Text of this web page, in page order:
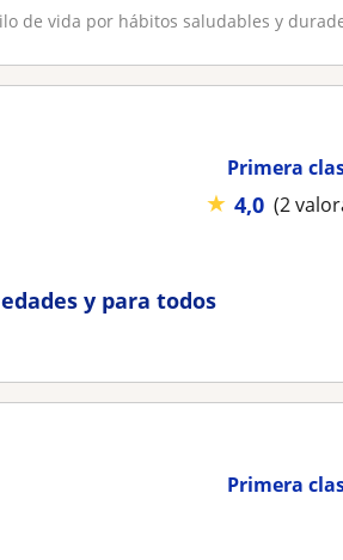
de vida por hábitos saludables y
Primera
★ 4,0 (2
y para todos
Primera